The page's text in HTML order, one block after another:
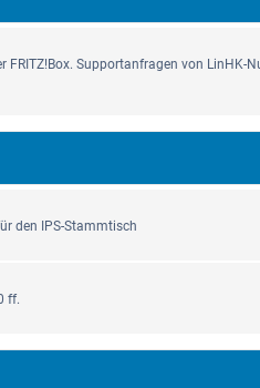
FRITZ!Box. Supportanfragen von LinHK-
den IPS-Stammtisch
ff.